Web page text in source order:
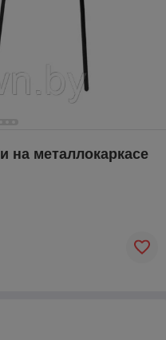
на металлокаркасе